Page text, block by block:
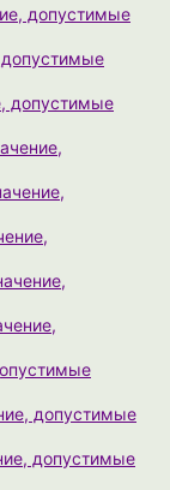
допустимые
допустимые
допустимые
допустимые
допустимые